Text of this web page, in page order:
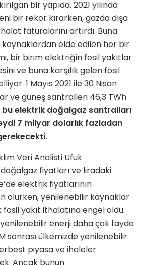
bir yapıda. 2021 yılında
bir rekor kırarken, gazda dışa
faturalarını artırdı. Buna
kaynaklardan elde edilen her bir
bir birim elektriğin fosil yakıtlar
ve buna karşılık gelen fosil
1 Mayıs 2021 ile 30 Nisan
ve güneş santralleri 46,3 TWh
bu elektrik doğalgaz santralları
7 milyar dolarlık fazladan
Veri Analisti Ufuk
fiyatları ve liradaki
elektrik fiyatlarının
olurken, yenilenebilir kaynaklar
yakıt ithalatına engel oldu.
enerji daha çok fayda
sonrası ülkemizde yenilenebilir
piyasa ve ihaleler